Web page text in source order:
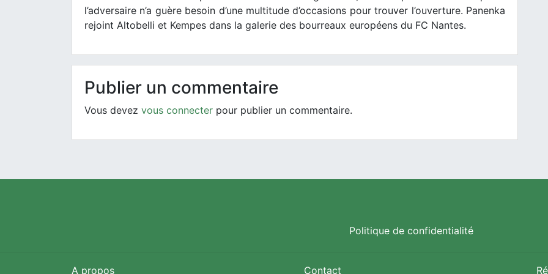
l’adversaire n’a guère besoin d’une multitude d’occasions pour trouver l’ouverture. Panenka
rejoint Altobelli et Kempes dans la galerie des bourreaux européens du FC Nantes.
Publier un commentaire
Vous devez vous connecter pour publier un commentaire.
Politique de confidentialité
A propos Contact